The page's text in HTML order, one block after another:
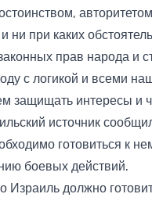
ни при каких
законных прав народа и
с логикой и всеми
защищать интересы и
источник
готовиться к
боевых действий.
Израиль должно